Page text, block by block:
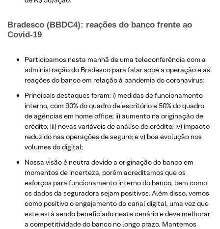
Bradesco (BBDC4): reações do banco frente ao
Covid-19
Participamos nesta manhã de uma teleconferência com a
administração do Bradesco para falar sobe a operação e as
reações do banco em relação à pandemia do coronavírus;
Principais destaques foram: i) medidas de funcionamento
interno, com 90% do quadro de escritório e 50% do quadro
de agências em home office; ii) aumento na originação de
crédito; iii) novas variáveis de análise de crédito; iv) impacto
reduzido nas operações de seguro; e v) boa evolução nos
volumes do digital;
Nossa visão é neutra devido a originação do banco em
momentos de incerteza, porém acreditamos que os
esforços para funcionamento interno do banco, bem como
os dados da seguradora sejam positivos. Além disso, vemos
como positivo o engajamento do canal digital, uma vez que
este está sendo beneficiado neste cenário e deve melhorar
a competitividade do banco no longo prazo. Mantemos